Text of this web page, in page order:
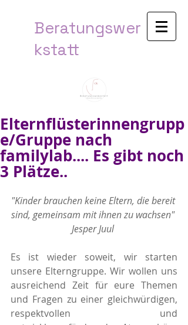
Beratungswer
kstatt​
Elternflüsterinnengrupp
e/Gruppe nach
familylab.... Es gibt noch
3 Plätze..
"Kinder brauchen keine Eltern, die bereit
sind, gemeinsam mit ihnen zu wachsen"
Jesper Juul
Es ist wieder soweit, wir starten
unsere Elterngruppe. Wir wollen uns
ausreichend Zeit für eure Themen
und Fragen zu einer gleichwürdigen,
respektvollen und